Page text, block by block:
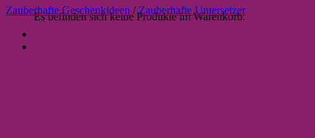
Es befinden sich keine Produkte im Warenkorb.
Zauberhafte Geschenkideen / Zauberhafte Untersetzer